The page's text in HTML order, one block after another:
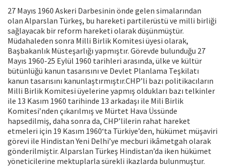
27 Mayıs 1960 Askeri Darbesinin önde gelen simalarından
olan Alparslan Türkeş, bu hareketi partilerüstü ve milli birliği
sağlayacak bir reform hareketi olarak düşünmüştür.
Müdahaleden sonra Milli Birlik Komitesi üyesi olarak,
Başbakanlık Müsteşarlığı yapmıştır. Görevde bulunduğu 27
Mayıs 1960-25 Eylül 1960 tarihleri arasında, ülke ve kültür
bütünlüğü kanun tasarısını ve Devlet Planlama Teşkilatı
kanun tasarısını kanunlaştırmıştır.CHP’li bazı politikacıların
Milli Birlik Komitesi üyelerine yapmış oldukları bazı telkinler
ile 13 Kasım 1960 tarihinde 13 arkadaşı ile Mili Birlik
Komitesi’nden çıkarılmış ve Mürtet Hava Üssünde
hapsedilmiş, daha sonra da, CHP’lilerin rahat hareket
etmeleri için 19 Kasım 1960‘ta Türkiye’den, hükümet müşaviri
görevi ile Hindistan Yeni Delhi’ye mecburi ikâmetgah olarak
gönderilmiştir. Alparslan Türkeş Hindistan’da iken hükümet
yöneticilerine mektuplarla sürekli ikazlarda bulunmuştur.